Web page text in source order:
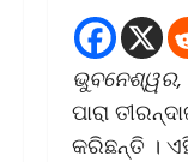
ଭୁବନେଶ୍ୱର,
ପାରା
କରିଛନ୍ତି ।